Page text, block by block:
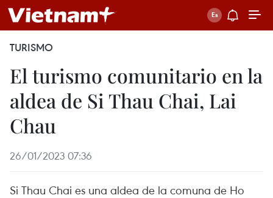
TURISMO
El turismo comunitario en la
aldea de Si Thau Chai, Lai
Chau
26/01/2023 07:36
Si Thau Chai es una aldea de la comuna de Ho